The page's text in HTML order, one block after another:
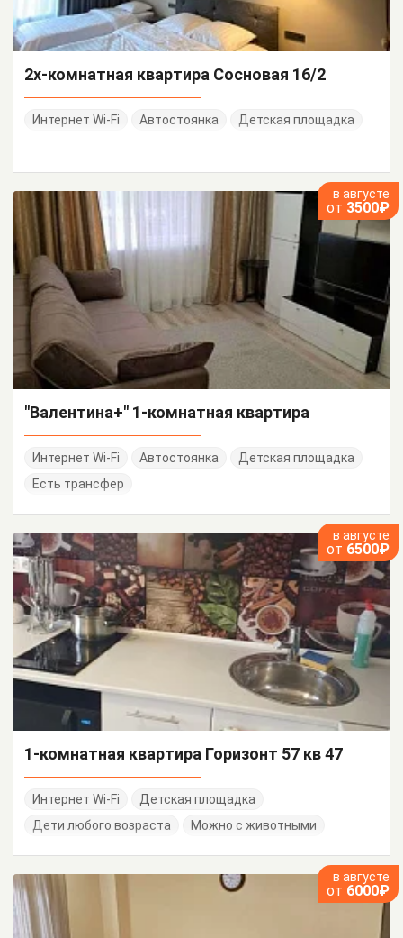
2х-комнатная квартира Сосновая 16/2
Интернет Wi-Fi Автостоянка Детская площадка
в августе
от 3500₽
"Валентина+" 1-комнатная квартира
Интернет Wi-Fi Автостоянка
Детская площадка
Есть трансфер
в августе
от 6500₽
1-комнатная квартира Горизонт 57 кв 47
Интернет Wi-Fi
Детская площадка
Дети любого возраста
Можно с животными
в августе
от 6000₽